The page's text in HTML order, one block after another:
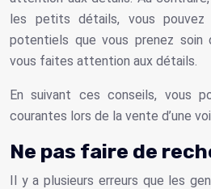
les petits détails, vous pouvez
potentiels que vous prenez
vous faites attention aux détails.
En suivant ces conseils, vous
courantes lors de la vente d’une
Ne pas faire de
Il y a plusieurs erreurs que les